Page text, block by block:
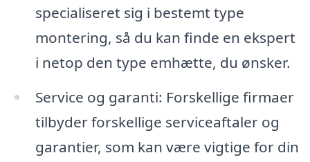
specialiseret sig i bestemt type
montering, så du kan finde en ekspert
i netop den type emhætte, du ønsker.
Service og garanti: Forskellige firmaer
tilbyder forskellige serviceaftaler og
garantier, som kan være vigtige for din